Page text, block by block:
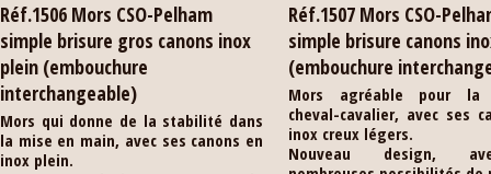
Réf.1506 Mors CSO-Pelham
simple brisure gros canons inox
plein (embouchure
interchangeable)
Mors qui donne de la stabilité dans
la mise en main, avec ses canons en
inox plein.
Réf.1507 Mors CSO-
simple brisure canons
(embouchure
Mors agréable pour la
cheval-cavalier, avec ses
inox creux légers.
Nouveau design,